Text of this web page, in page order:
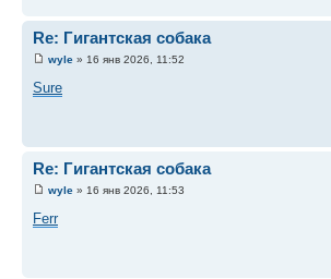
Re: Гигантская собака
wyle » 16 янв 2026, 11:52
Sure
Re: Гигантская собака
wyle » 16 янв 2026, 11:53
Ferr